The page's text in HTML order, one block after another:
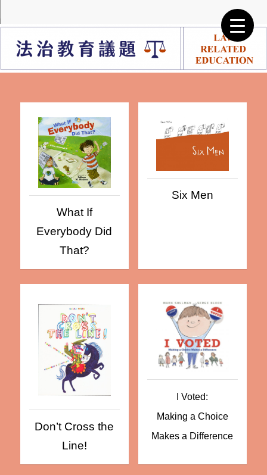
What If
Everybody Did
That?
Six Men
Don’t Cross the
Line!
I Voted:
Making a Choice
Makes a Difference